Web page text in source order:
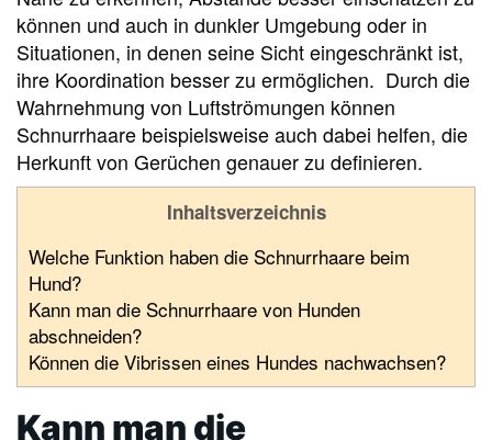
können und auch in dunkler Umgebung oder in
Situationen, in denen seine Sicht eingeschränkt ist,
ihre Koordination besser zu ermöglichen. Durch die
Wahrnehmung von Luftströmungen können
Schnurrhaare beispielsweise auch dabei helfen, die
Herkunft von Gerüchen genauer zu definieren.
Inhaltsverzeichnis
Welche Funktion haben die Schnurrhaare beim
Hund?
Kann man die Schnurrhaare von Hunden
abschneiden?
Können die Vibrissen eines Hundes nachwachsen?
Kann man die